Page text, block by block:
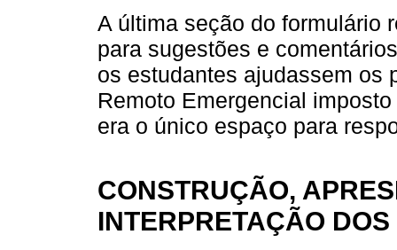
A última seção do formulário
para sugestões e
os estudantes ajudassem os
Remoto Emergencial
era o único espaço para
CONSTRUÇÃO,
INTERPRETAÇÃO